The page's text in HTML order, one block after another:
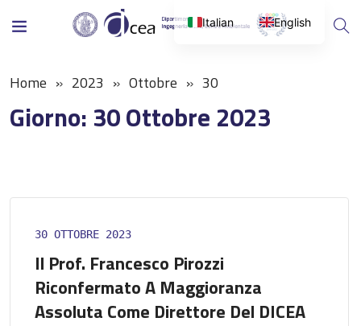
Home 2023 Ottobre 30
Giorno: 30 Ottobre 2023
30 OTTOBRE 2023
Il Prof. Francesco Pirozzi
Riconfermato A Maggioranza
Assoluta Come Direttore Del DICEA
Italian English